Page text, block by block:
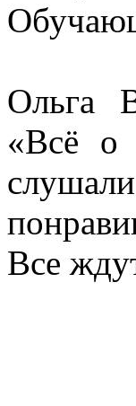
Ольга
«Всё о
Все